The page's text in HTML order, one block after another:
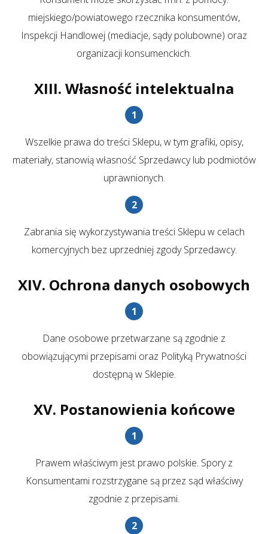
miejskiego/powiatowego rzecznika konsumentów,
Inspekcji Handlowej (mediacje, sądy polubowne) oraz
organizacji konsumenckich.
XIII. Własność intelektualna
Wszelkie prawa do treści Sklepu, w tym grafiki, opisy,
materiały, stanowią własność Sprzedawcy lub podmiotów
uprawnionych.
Zabrania się wykorzystywania treści Sklepu w celach
komercyjnych bez uprzedniej zgody Sprzedawcy.
XIV. Ochrona danych osobowych
Dane osobowe przetwarzane są zgodnie z
obowiązującymi przepisami oraz Polityką Prywatności
dostępną w Sklepie.
XV. Postanowienia końcowe
Prawem właściwym jest prawo polskie. Spory z
Konsumentami rozstrzygane są przez sąd właściwy
zgodnie z przepisami.